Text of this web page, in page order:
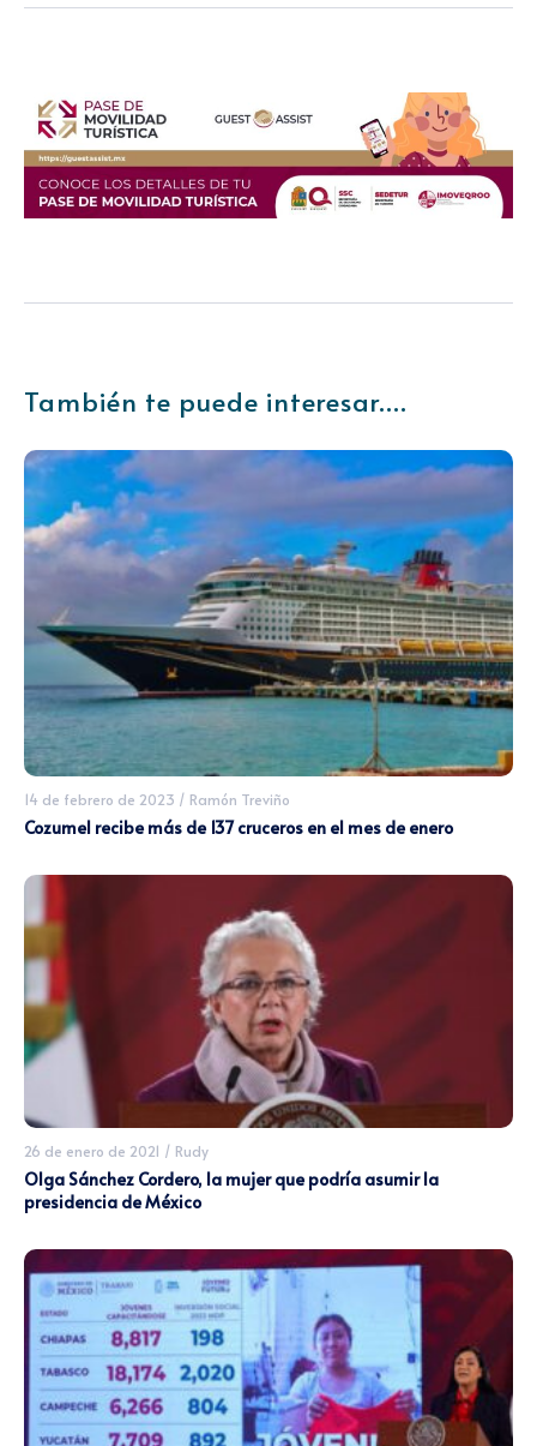
También te puede interesar....
14 de febrero de 2023 / Ramón Treviño
Cozumel recibe más de 137 cruceros en el mes de enero
26 de enero de 2021 / Rudy
Olga Sánchez Cordero, la mujer que podría asumir la
presidencia de México